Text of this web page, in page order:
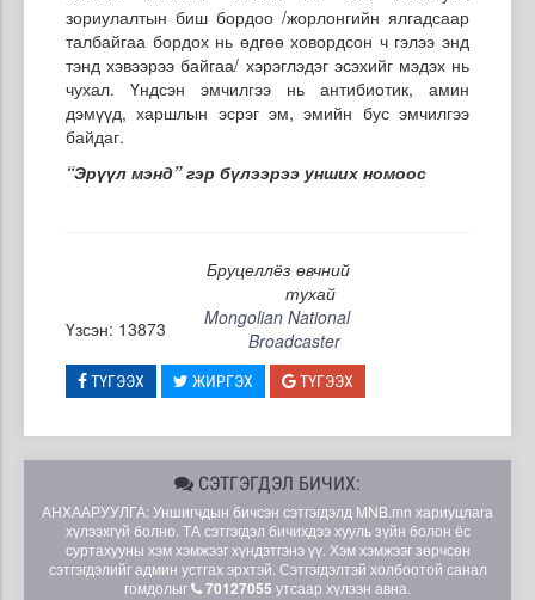
зориулалтын биш бордоо /жорлонгийн ялгадсаар
талбайгаа бордох нь өдгөө ховордсон ч гэлээ энд
тэнд хэвээрээ байгаа/ хэрэглэдэг эсэхийг мэдэх нь
чухал. Үндсэн эмчилгээ нь антибиотик, амин
дэмүүд, харшлын эсрэг эм, эмийн бус эмчилгээ
байдаг.
“Эрүүл мэнд” гэр бүлээрээ унших номоос
Бруцеллёз өвчний
тухай
Үзсэн: 13873
Mongolian National
Broadcaster
ТҮГЭЭХ ЖИРГЭХ ТҮГЭЭХ
СЭТГЭГДЭЛ БИЧИХ:
АНХААРУУЛГА: Уншигчдын бичсэн сэтгэгдэлд MNB.mn хариуцлага
хүлээхгүй болно. ТА сэтгэгдэл бичихдээ хууль зүйн болон ёс
суртахууны хэм хэмжээг хүндэтгэнэ үү. Хэм хэмжээг зөрчсөн
сэтгэгдэлийг админ устгах эрхтэй. Сэтгэгдэлтэй холбоотой санал
гомдолыг
70127055 утсаар хүлээн авна.